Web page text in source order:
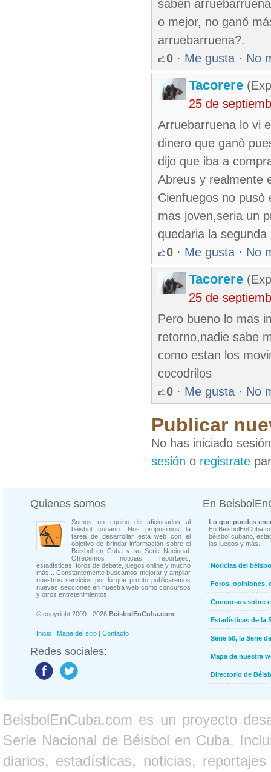
saben
o mejor, no ganó
arruebarruena?.
0 · Me gusta · No
Tacorere
25 de
Arruebarruena lo vi
dinero que ganò
dijo que iba a
Abreus y realmente
Cienfuegos no pusò
mas joven,seria un
quedaria la
0 · Me gusta · No
Tacorere
25 de
Pero bueno lo mas
retorno,nadie sabe
como estan los
cocodrilos
0 · Me gusta · No
Publicar
No has iniciado
sesión o registrate
Quienes somos
Somos un equipo de aficionados al
béisbol cubano. Nos propusimos la
tarea de desarrollar esta web con el
objetivo de brindar información sobre el
Béisbol en Cuba y su Serie Nacional.
Ofrecemos noticias, reportajes,
estadísticas, foros de debate, juegos online y mucho
más... Constantemente buscamos mejorar y ampliar
nuestros servicios por lo que pronto publicaremos
nuevas secciones en nuestra web como concursos
y otros entretenimientos.
© copyright 2009 - 2026 BeisbolEnCuba.com
Inicio | Mapa del sitio | Contacto
Redes sociales:
En
Lo que puedes
En
béisbol cubano,
los juegos y más...
Noticias del
Foros, opiniones,
Concursos sobre
Estadísticas de la
Serie 50, la Serie
Mapa de nuestra
Directorio de
BeisbolEnCuba.com es un proyecto
Serie Nacional de Béisbol en Cuba.
diarios, estadísticas, noticias,